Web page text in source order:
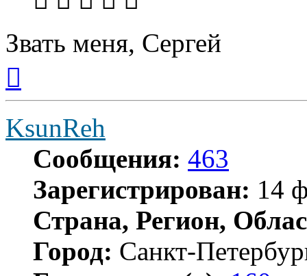
Звать меня, Сергей
началу
KsunReh
Сообщения: 463
Зарегистрирован: 14
Страна, Регион,
Город: Санкт-